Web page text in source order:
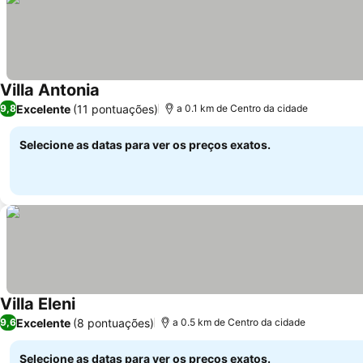
Villa Antonia
9,8Excelente (11 pontuações) a 0.1 km de Centro da cidade
Selecione as datas para ver os preços exatos.
Villa Eleni
9,6Excelente (8 pontuações) a 0.5 km de Centro da cidade
Selecione as datas para ver os preços exatos.